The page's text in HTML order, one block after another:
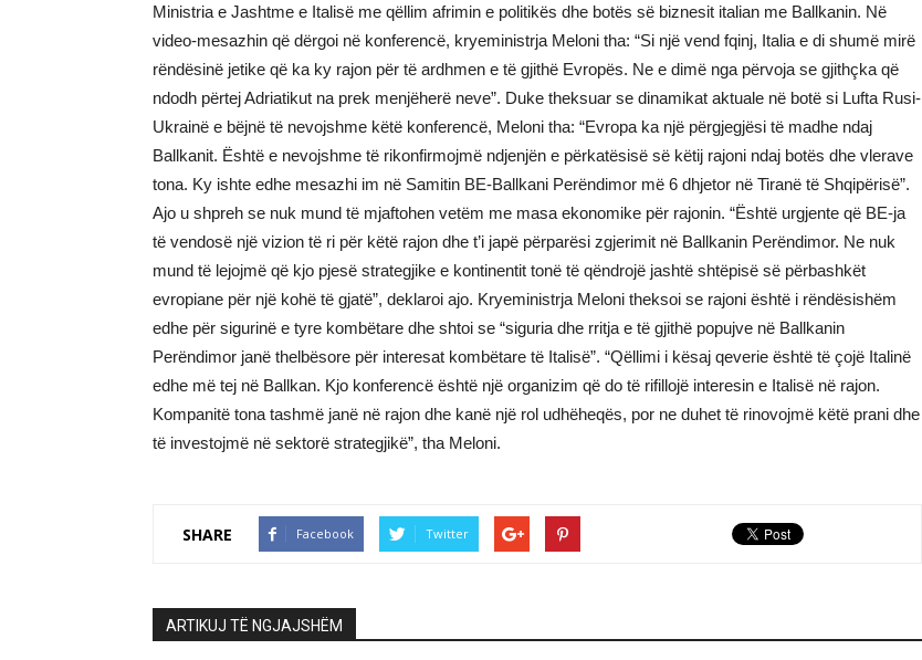
Ministria e Jashtme e Italisë me qëllim afrimin e politikës dhe botës së biznesit italian me Ballkanin. Në
video-mesazhin që dërgoi në konferencë, kryeministrja Meloni tha: “Si një vend fqinj, Italia e di shumë mirë
rëndësinë jetike që ka ky rajon për të ardhmen e të gjithë Evropës. Ne e dimë nga përvoja se gjithçka që
ndodh përtej Adriatikut na prek menjëherë neve”. Duke theksuar se dinamikat aktuale në botë si Lufta Rusi-
Ukrainë e bëjnë të nevojshme këtë konferencë, Meloni tha: “Evropa ka një përgjegjësi të madhe ndaj
Ballkanit. Është e nevojshme të rikonfirmojmë ndjenjën e përkatësisë së këtij rajoni ndaj botës dhe vlerave
tona. Ky ishte edhe mesazhi im në Samitin BE-Ballkani Perëndimor më 6 dhjetor në Tiranë të Shqipërisë”.
Ajo u shpreh se nuk mund të mjaftohen vetëm me masa ekonomike për rajonin. “Është urgjente që BE-ja
të vendosë një vizion të ri për këtë rajon dhe t’i japë përparësi zgjerimit në Ballkanin Perëndimor. Ne nuk
mund të lejojmë që kjo pjesë strategjike e kontinentit tonë të qëndrojë jashtë shtëpisë së përbashkët
evropiane për një kohë të gjatë”, deklaroi ajo. Kryeministrja Meloni theksoi se rajoni është i rëndësishëm
edhe për sigurinë e tyre kombëtare dhe shtoi se “siguria dhe rritja e të gjithë popujve në Ballkanin
Perëndimor janë thelbësore për interesat kombëtare të Italisë”. “Qëllimi i kësaj qeverie është të çojë Italinë
edhe më tej në Ballkan. Kjo konferencë është një organizim që do të rifillojë interesin e Italisë në rajon.
Kompanitë tona tashmë janë në rajon dhe kanë një rol udhëheqës, por ne duhet të rinovojmë këtë prani dhe
të investojmë në sektorë strategjikë”, tha Meloni.
SHARE Facebook Twitter
ARTIKUJ TË NGJAJSHËM